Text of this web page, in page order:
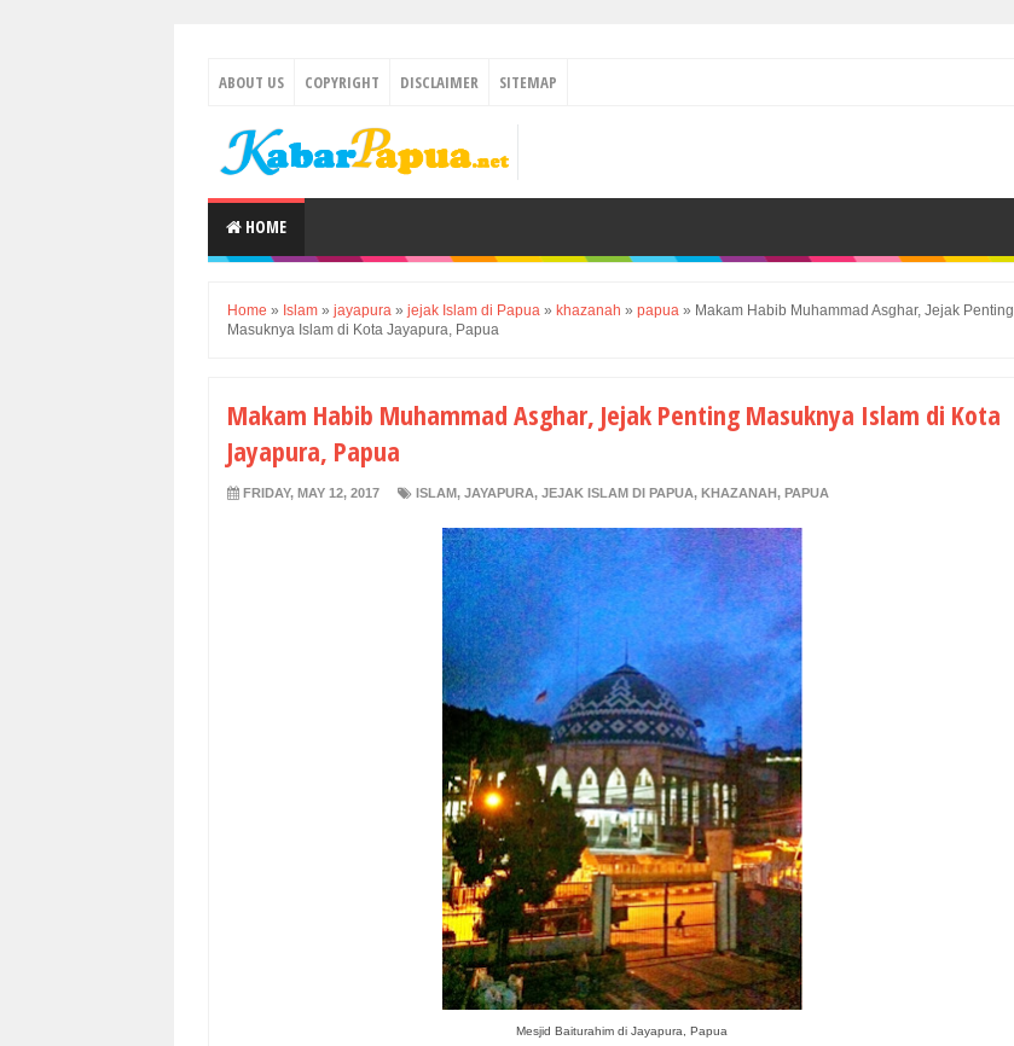
ABOUT US COPYRIGHT DISCLAIMER SITEMAP
HOME
Home » Islam » jayapura » jejak Islam di Papua » khazanah » papua » Makam Habib Muhammad Asghar, Jejak Penting
Masuknya Islam di Kota Jayapura, Papua
Makam Habib Muhammad Asghar, Jejak Penting Masuknya Islam di Kota
Jayapura, Papua
FRIDAY, MAY 12, 2017 ISLAM, JAYAPURA, JEJAK ISLAM DI PAPUA, KHAZANAH, PAPUA
Mesjid Baiturahim di Jayapura, Papua